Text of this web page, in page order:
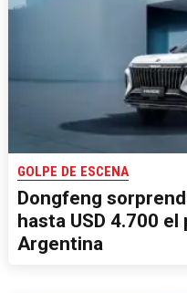
GOLPE DE ESCENA
Dongfeng
hasta USD 4.700
Argentina